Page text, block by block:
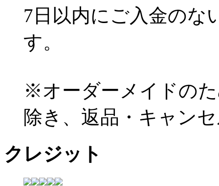
7日以内にご入金のな
す。
※オーダーメイドの
除き、返品・キャン
クレジット